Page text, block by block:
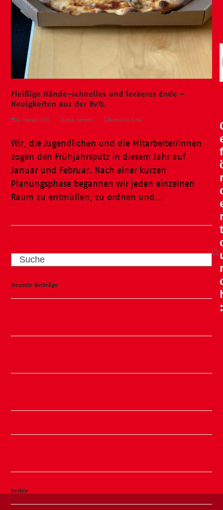
Fleißige Hände-schnelles und leckeres Ende –
Neuigkeiten aus der BvTs.
10. Februar 2022 Maik Herfurth Psychische Hilfe
Wir, die Jugendlichen und die Mitarbeiter/innen
zogen den Frühjahrsputz in diesem Jahr auf
Januar und Februar. Nach einer kurzen
Planungsphase begannen wir jeden einzelnen
Raum zu entmüllen, zu ordnen und…
Search
Neueste Beiträge
Archiv
f
r
r
t
r
: